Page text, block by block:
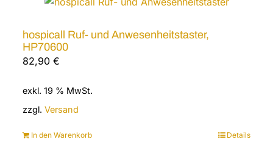
hospicall Ruf- und Anwesenheitstaster,
HP70600
82,90€
exkl. 19 % MwSt.
zzgl.Versand
In den Warenkorb Details